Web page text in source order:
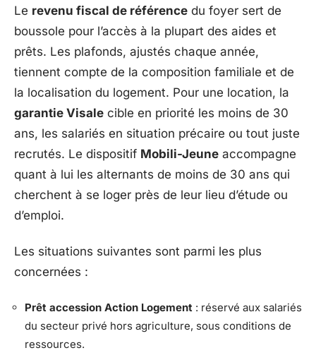
Le revenu fiscal de référence du foyer sert de
boussole pour l’accès à la plupart des aides et
prêts. Les plafonds, ajustés chaque année,
tiennent compte de la composition familiale et de
la localisation du logement. Pour une location, la
garantie Visale cible en priorité les moins de 30
ans, les salariés en situation précaire ou tout juste
recrutés. Le dispositif Mobili-Jeune accompagne
quant à lui les alternants de moins de 30 ans qui
cherchent à se loger près de leur lieu d’étude ou
d’emploi.
Les situations suivantes sont parmi les plus
concernées :
Prêt accession Action Logement : réservé aux salariés
du secteur privé hors agriculture, sous conditions de
ressources.